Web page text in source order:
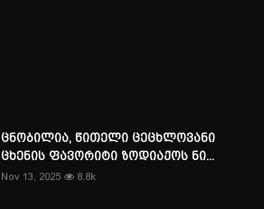
ცნობილია, წითელი ცეცხლოვანი
ცხენის ფავორიტი ზოდიაქოს ნი...
Nov 13, 2025 8.8k